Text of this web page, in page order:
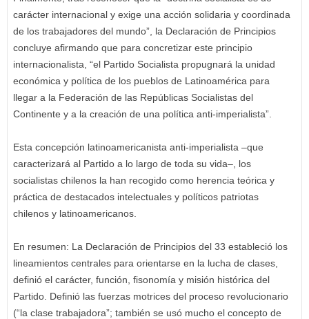
carácter internacional y exige una acción solidaria y coordinada
de los trabajadores del mundo”, la Declaración de Principios
concluye afirmando que para concretizar este principio
internacionalista, “el Partido Socialista propugnará la unidad
económica y política de los pueblos de Latinoamérica para
llegar a la Federación de las Repúblicas Socialistas del
Continente y a la creación de una política anti-imperialista”.
Esta concepción latinoamericanista anti-imperialista –que
caracterizará al Partido a lo largo de toda su vida–, los
socialistas chilenos la han recogido como herencia teórica y
práctica de destacados intelectuales y políticos patriotas
chilenos y latinoamericanos.
En resumen: La Declaración de Principios del 33 estableció los
lineamientos centrales para orientarse en la lucha de clases,
definió el carácter, función, fisonomía y misión histórica del
Partido. Definió las fuerzas motrices del proceso revolucionario
(“la clase trabajadora”; también se usó mucho el concepto de